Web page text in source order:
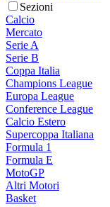
Sezioni
Calcio
Mercato
Serie A
Serie B
Coppa Italia
Champions League
Europa League
Conference League
Calcio Estero
Supercoppa Italiana
Formula 1
Formula E
MotoGP
Altri Motori
Basket